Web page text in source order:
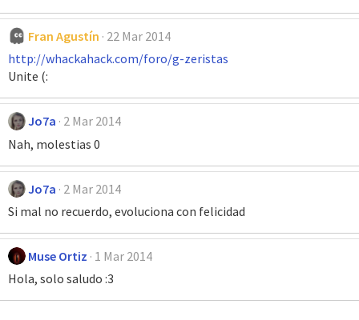
Fran Agustín 22 Mar 2014
http://whackahack.com/foro/g-zeristas
Unite (:
Jo7a 2 Mar 2014
Nah, molestias 0
Jo7a 2 Mar 2014
Si mal no recuerdo, evoluciona con felicidad
Muse Ortiz 1 Mar 2014
Hola, solo saludo :3